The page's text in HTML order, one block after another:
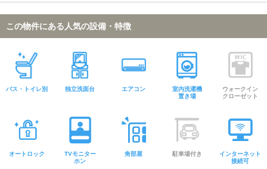
この物件にある人気の設備・特徴
バス・トイレ別 独立洗面台 エアコン
室内洗濯機
置き場
ウォークイン
クローゼット
オートロック
TVモニター
ホン
角部屋 駐車場付き
インターネット
接続可